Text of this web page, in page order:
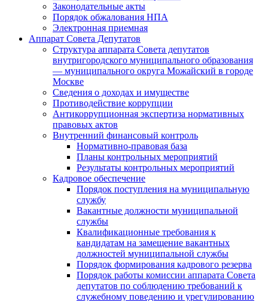
Законодательные акты
Порядок обжалования НПА
Электронная приемная
Аппарат Совета Депутатов
Структура аппарата Совета депутатов
внутригородского муниципального образования
— муниципального округа Можайский в городе
Москве
Сведения о доходах и имуществе
Противодействие коррупции
Антикоррупционная экспертиза нормативных
правовых актов
Внутренний финансовый контроль
Нормативно-правовая база
Планы контрольных мероприятий
Результаты контрольных мероприятий
Кадровое обеспечение
Порядок поступления на муниципальную
службу
Вакантные должности муниципальной
службы
Квалификационные требования к
кандидатам на замещение вакантных
должностей муниципальной службы
Порядок формирования кадрового резерва
Порядок работы комиссии аппарата Совета
депутатов по соблюдению требований к
служебному поведению и урегулированию